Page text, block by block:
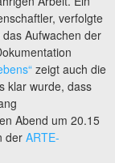
verfolgte
Aufwachen der
zeigt auch die
klar wurde, dass
Abend um 20.15
der ARTE-